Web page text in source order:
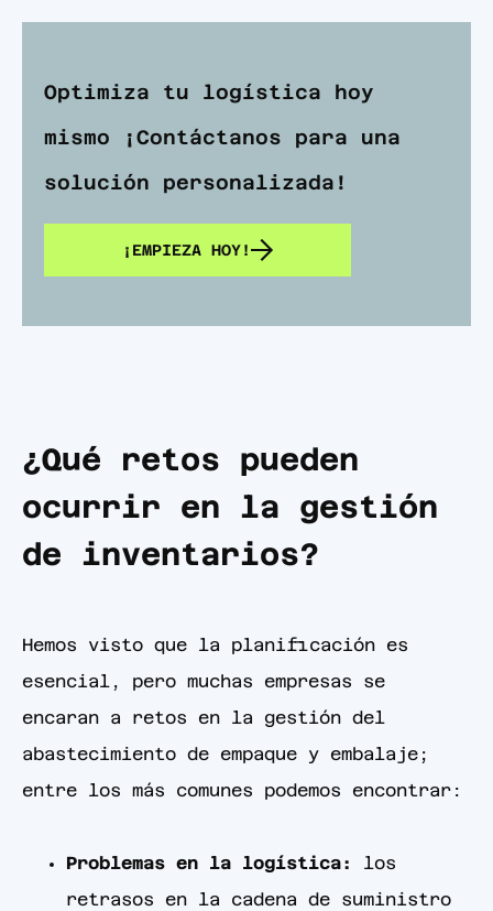
Optimiza tu logística hoy
mismo ¡Contáctanos para una
solución personalizada!
¡EMPIEZA HOY!
¿Qué retos pueden
ocurrir en la gestión
de inventarios?
Hemos visto que la planificación es
esencial, pero muchas empresas se
encaran a retos en la gestión del
abastecimiento de empaque y embalaje;
entre los más comunes podemos encontrar:
Problemas en la logística: los
retrasos en la cadena de suministro